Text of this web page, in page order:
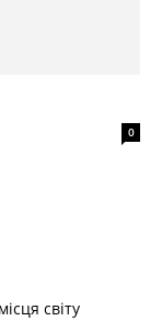
0
світу